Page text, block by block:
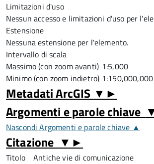
Limitazioni d'uso
Nessun accesso e limitazioni d'uso per
Estensione
Nessuna estensione per l'elemento.
Intervallo di scala
Massimo (con zoom avanti) 1:5,000
Minimo (con zoom indietro) 1:150,000,000
Metadati ArcGIS ▼ ►
Argomenti e parole chiave
Nascondi Argomenti e parole chiave ▲
Citazione ▼ ►
TitoloAntiche vie di comunicazione